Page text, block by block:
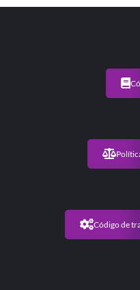
Código de